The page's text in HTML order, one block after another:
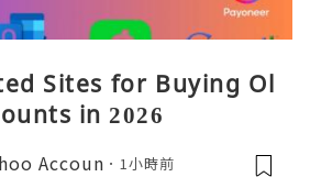
Sites for Buying Ol
in 2026
Accoun 1小時前